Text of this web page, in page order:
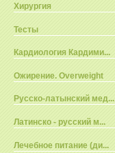
Хирургия
Тесты
Кардиология Кардими...
Ожирение. Overweight
Русско-латынский мед...
Латинско - русский м...
Лечебное питание (ди...